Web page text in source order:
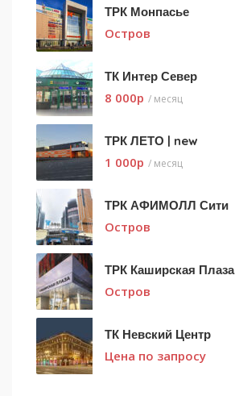
ТРК Монпасье
Остров
ТК Интер Север
8 000p / месяц
ТРК ЛЕТО | new
1 000p / месяц
ТРК АФИМОЛЛ Сити
Остров
ТРК Каширская Плаза
Остров
ТК Невский Центр
Цена по запросу